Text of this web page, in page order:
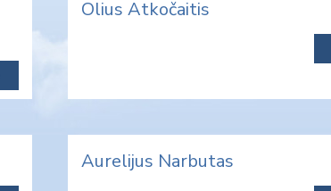
Olius Atkočaitis
Aurelijus Narbutas